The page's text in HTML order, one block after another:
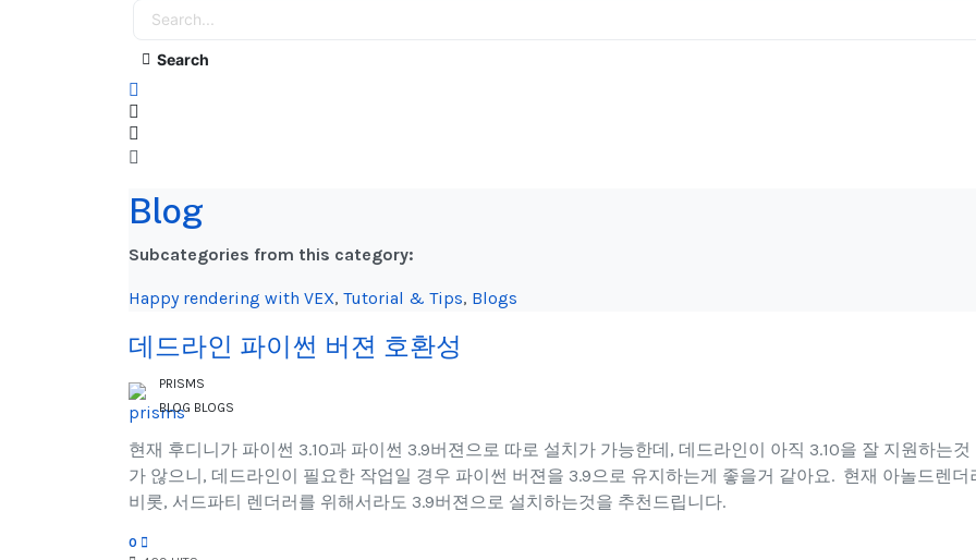
Search
Blog
Subcategories from this category:
Happy rendering with VEX, Tutorial & Tips, Blogs
데드라인 파이썬 버젼 호환성
PRISMS
BLOG BLOGS
현재 후디니가 파이썬 3.10과 파이썬 3.9버젼으로 따로 설치가 가능한데, 데드라인이 아직 3.10을 잘 지원하는것
가 않으니, 데드라인이 필요한 작업일 경우 파이썬 버젼을 3.9으로 유지하는게 좋을거 같아요. 현재 아놀드렌더
비롯, 서드파티 렌더러를 위해서라도 3.9버젼으로 설치하는것을 추천드립니다.
0